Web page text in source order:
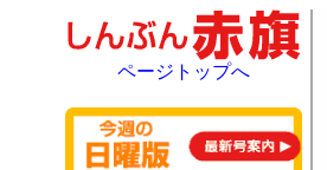
ページトップへ